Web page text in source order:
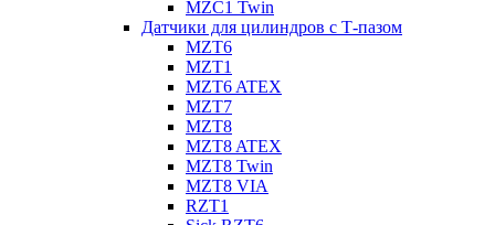
MZC1 Twin
Датчики для цилиндров с Т-пазом
MZT6
MZT1
MZT6 ATEX
MZT7
MZT8
MZT8 ATEX
MZT8 Twin
MZT8 VIA
RZT1